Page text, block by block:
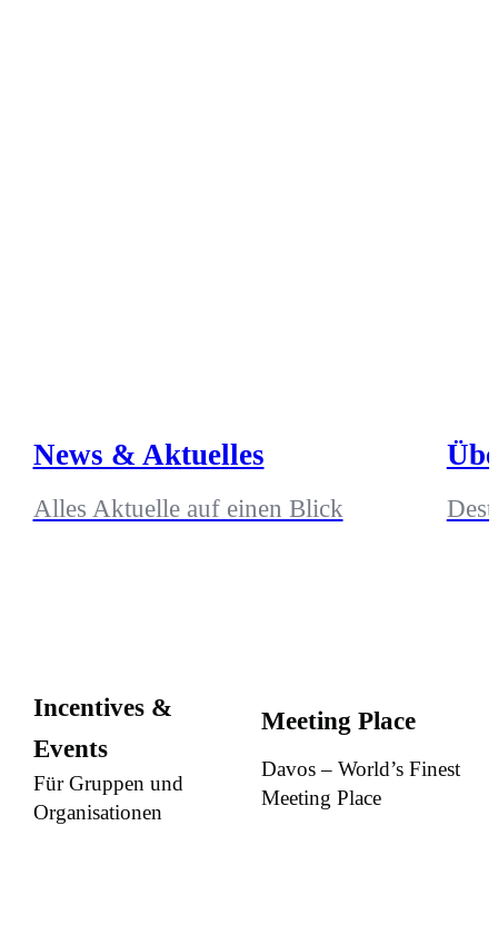
News & Aktuelles
Alles Aktuelle auf einen Blick
Incentives &
Events
Für Gruppen und
Organisationen
Meeting Place
Davos – World’s Finest
Meeting Place